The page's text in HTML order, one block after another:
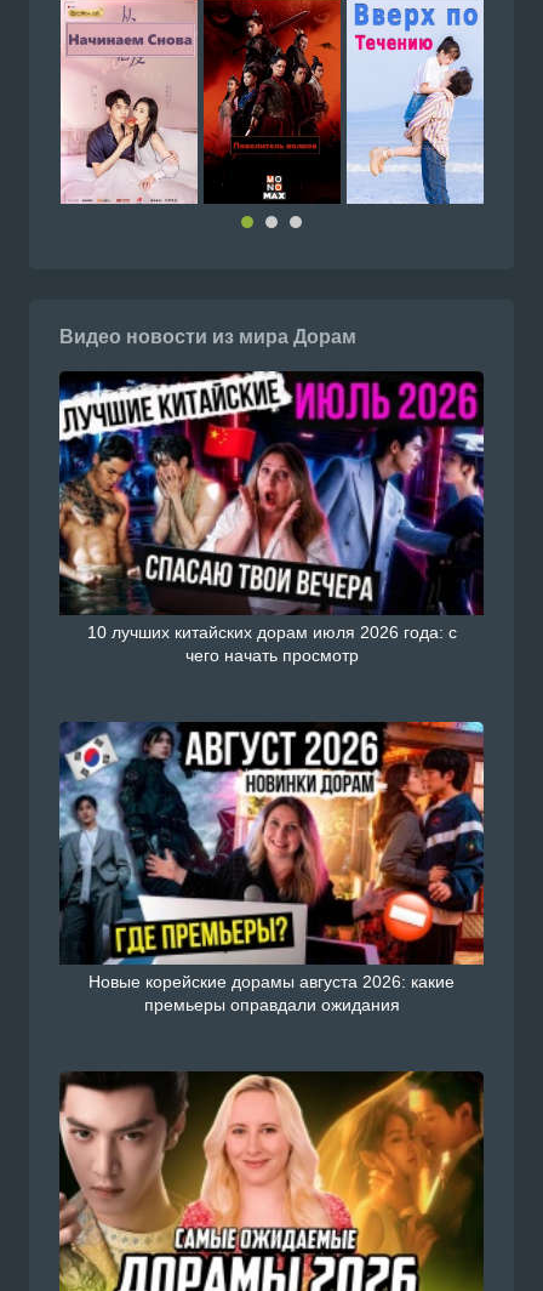
Видео новости из мира Дорам
10 лучших китайских дорам июля 2026 года: с
чего начать просмотр
Новые корейские дорамы августа 2026: какие
премьеры оправдали ожидания